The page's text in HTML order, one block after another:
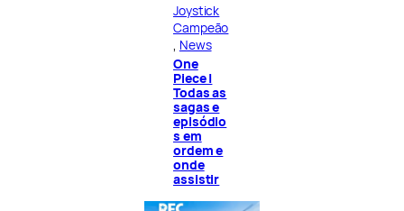
Joystick
Campeão
News
One
Piece |
Todas as
sagas e
episódio
s em
ordem e
onde
assistir